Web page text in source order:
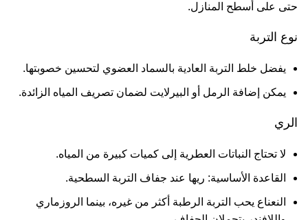
حتى على أسطح المنازل.
نوع التربة
يفضل خلط التربة العادية بالسماد العضوي لتحسين خصوبتها.
يمكن إضافة الرمل أو البيرلايت لضمان تصريف المياه الزائدة.
الري
لا تحتاج النباتات العطرية إلى كميات كبيرة من المياه.
القاعدة الأساسية: ريها عند جفاف التربة السطحية.
النعناع يحب التربة الرطبة أكثر من غيره، بينما الروزماري